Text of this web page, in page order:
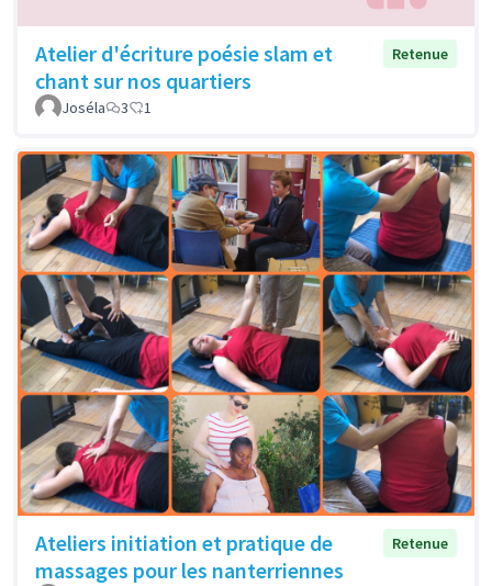
Atelier d'écriture poésie slam et
chant sur nos quartiers
Retenue
Joséla 3 1
Ateliers initiation et pratique de
massages pour les nanterriennes
Retenue